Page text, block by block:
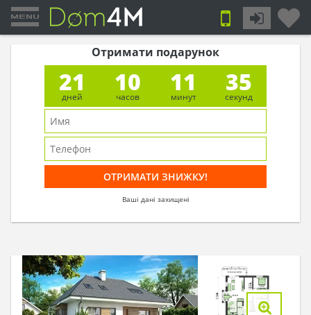
Отримати подарунок
21
дней
10
часов
11
минут
34
секунд
Ваші дані захищені